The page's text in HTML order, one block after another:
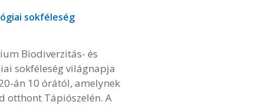
sokféleség
Biodiverzitás- és
sokféleség világnapja
án 10 órától, amelynek
otthont Tápiószelén. A